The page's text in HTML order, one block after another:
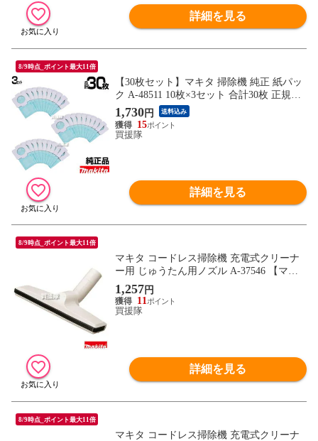
詳細を見る
8/9時点_ポイント最大11倍
【30枚セット】マキタ 掃除機 純正 紙パッ
ク A-48511 10枚×3セット 合計30枚 正規品
新品【マキタ 掃除機 紙パック 抗菌紙 A-48
511 紙パック式クリーナ用 交換 消耗品 ma
kita 純正 正規品 cl103d、cl113fdにも使え
1,730円 送料込み
15
買援隊
詳細を見る
8/9時点_ポイント最大11倍
マキタ コードレス掃除機 充電式クリーナ
ー用 じゅうたん用ノズル A-37546 【マキ
タ 掃除機 ノズル じゅうたん用 部品 A-375
46 純正 正規品 日本仕様 新品 makita 純正
部品 オプション】【おしゃれ おすすめ】
1,257円
11
買援隊
詳細を見る
8/9時点_ポイント最大11倍
マキタ コードレス掃除機 充電式クリーナ